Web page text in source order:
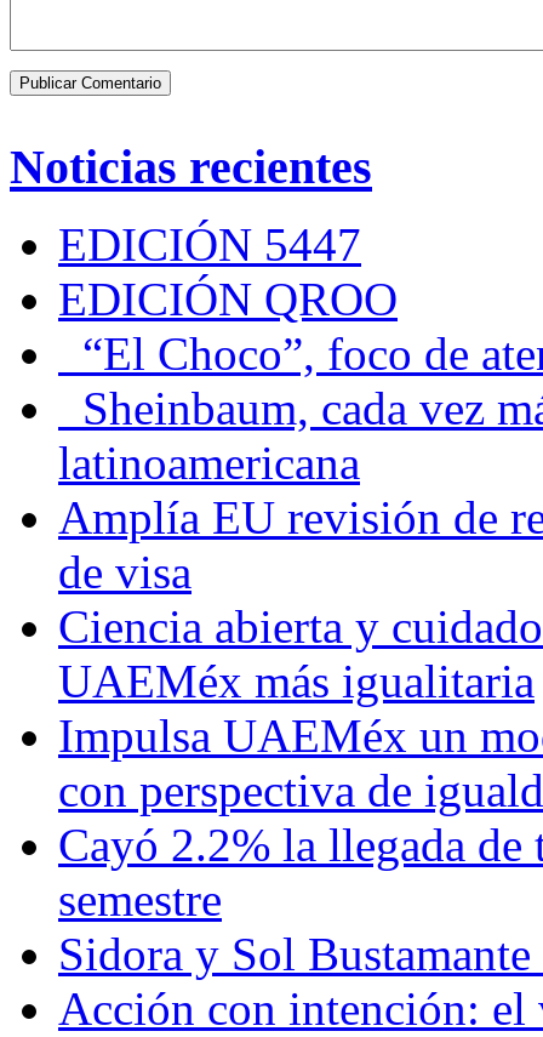
Noticias recientes
EDICIÓN 5447
EDICIÓN QROO
“El Choco”, foco de
Sheinbaum, cada vez
latinoamericana
Amplía EU revisión de
de visa
Ciencia abierta y
UAEMéx más igualitaria
Impulsa UAEMéx un
con perspectiva de
Cayó 2.2% la llegada de
semestre
Sidora y Sol
Acción con intención: el